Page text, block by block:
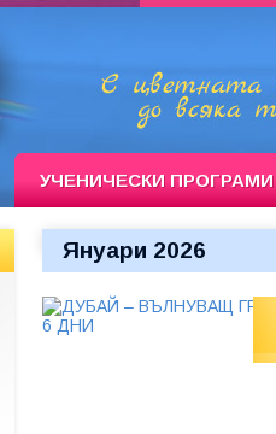
УЧЕНИЧЕСКИ ПРОГРАМИ
Януари 2026